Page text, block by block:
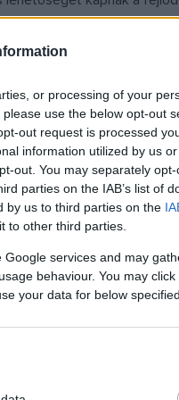
or processing of your
use the below opt-out
out request is processed
information utilized by us
out. You may separately
parties on the IAB’s list of
by us to third parties on the
to other third parties.
services and may
behaviour. You may
your data for below
egy új bemutatóra is sor
a szótagjait,
szövegeket és
publikum Nyári Oszkár
örülni nehéz. A
Bea az internetes
mellett Pál András
kilépni a házasságból,